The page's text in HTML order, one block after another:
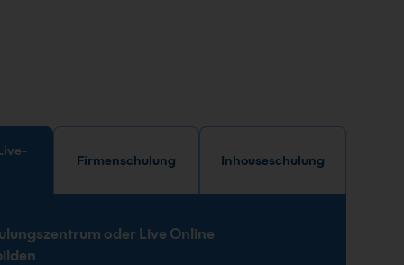
Firmenschulung Inhouseschulung
oder Live Online